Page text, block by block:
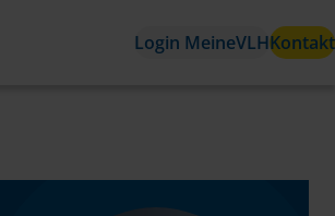
Login MeineVLHKontakt